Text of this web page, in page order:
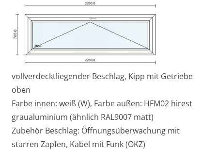
vollverdecktliegender Beschlag, Kipp mit Getriebe
oben
Farbe innen: weiß (W), Farbe außen: HFM02 hirest
graualuminium (ähnlich RAL9007 matt)
Zubehör Beschlag: Öffnungsüberwachung mit
starren Zapfen, Kabel mit Funk (OKZ)